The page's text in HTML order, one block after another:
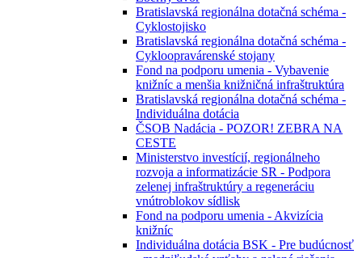
Bratislavská regionálna dotačná schéma -
Cyklostojisko
Bratislavská regionálna dotačná schéma -
Cykloopravárenské stojany
Fond na podporu umenia - Vybavenie
knižníc a menšia knižničná infraštruktúra
Bratislavská regionálna dotačná schéma -
Individuálna dotácia
ČSOB Nadácia - POZOR! ZEBRA NA
CESTE
Ministerstvo investícií, regionálneho
rozvoja a informatizácie SR - Podpora
zelenej infraštruktúry a regeneráciu
vnútroblokov sídlisk
Fond na podporu umenia - Akvizícia
knižníc
Individuálna dotácia BSK - Pre budúcnosť